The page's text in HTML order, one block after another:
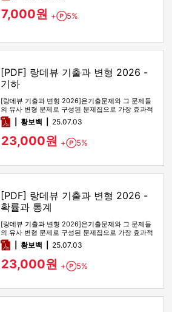
7,000원 + Point
5%
[PDF] 랑데뷰 기출과 변형 2026 -
기하
[랑데뷰 기출과 변형 2026]은기출문제와 그 문제들
의 유사 변형 문제로 구성된 문제집으로 가장 효과적
인 기출문제 공부 방법…
pdf황보백 25.07.03
23,000원 + Point
5%
[PDF] 랑데뷰 기출과 변형 2026 -
확률과 통계
[랑데뷰 기출과 변형 2026]은기출문제와 그 문제들
의 유사 변형 문제로 구성된 문제집으로 가장 효과적
인 기출문제 공부 방법…
pdf황보백 25.07.03
23,000원 + Point
5%